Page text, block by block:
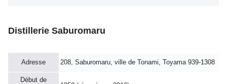
Distillerie Saburomaru
Adresse 208, Saburomaru, ville de Tonami, Toyama 939-1308
Début de